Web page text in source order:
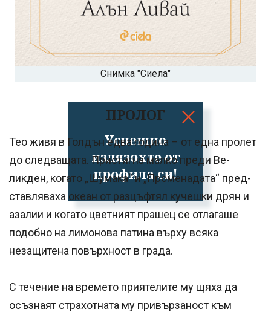
Успешно
излязохте от
профила си!
Снимка "Сиела"
ПРОЛОГ
Тео живя в Голдън едва година – от една пролет
до следващата. Пристигна малко преди Ве­
ликден, когато „Шумака“ и „Променадата“ пред­
ставляваха океан от разцъфтял кучешки дрян и
азалии и когато цветният прашец се отлагаше
подобно на лимонова патина върху всяка
незащи­тена повърхност в града.
С течение на времето приятелите му щяха да
осъзнаят страхотната му привързаност към